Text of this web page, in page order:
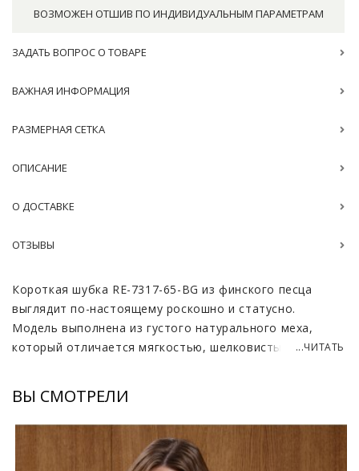
ВОЗМОЖЕН ОТШИВ ПО ИНДИВИДУАЛЬНЫМ ПАРАМЕТРАМ
ЗАДАТЬ ВОПРОС О ТОВАРЕ
ВАЖНАЯ ИНФОРМАЦИЯ
РАЗМЕРНАЯ СЕТКА
ОПИСАНИЕ
О ДОСТАВКЕ
ОТЗЫВЫ
Короткая шубка RE-7317-65-BG из финского песца
выглядит по-настоящему роскошно и статусно.
Модель выполнена из густого натурального меха,
который отличается мягкостью, шелковистым блеском
архитектурный ритм и визуальную глубину, что делает
силуэт более интересным и современным. Каждый
горизонтальный сегмент аккуратно выверен, за счет
чего шубка смотрится собранной, но при этом
...ЧИТАТЬ
ВЫ СМОТРЕЛИ